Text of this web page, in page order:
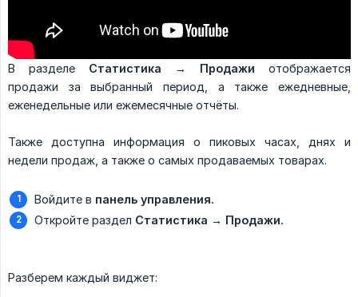
В разделе Статистика → Продажи отображается
продажи за выбранный период, а также ежедневные,
еженедельные или ежемесячные отчёты.
Также доступна информация о пиковых часах, днях и
недели продаж, а также о самых продаваемых товарах.
Войдите в панель управления.
Откройте раздел Статистика → Продажи.
Разберем каждый виджет: